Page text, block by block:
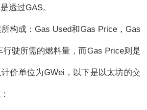
透过GAS。
构成：Gas Used和Gas Price，Gas
行驶所需的燃料量，而Gas Price则是
价单位为GWei，以下是以太坊的交